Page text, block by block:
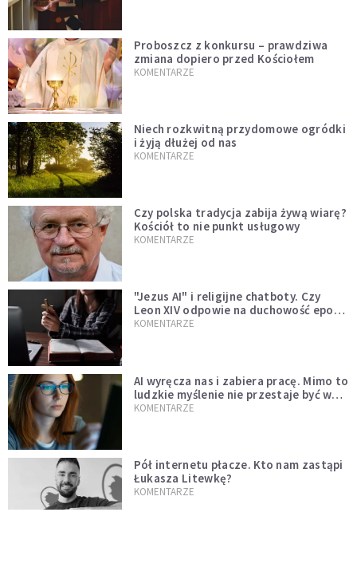
Proboszcz z konkursu – prawdziwa
zmiana dopiero przed Kościołem
KOMENTARZE
Niech rozkwitną przydomowe ogródki
i żyją dłużej od nas
KOMENTARZE
Czy polska tradycja zabija żywą wiarę?
Kościół to nie punkt usługowy
KOMENTARZE
"Jezus AI" i religijne chatboty. Czy
Leon XIV odpowie na duchowość epoki
sztucznej inteligencji?
KOMENTARZE
AI wyręcza nas i zabiera pracę. Mimo to
ludzkie myślenie nie przestaje być w
cenie
KOMENTARZE
Pół internetu płacze. Kto nam zastąpi
Łukasza Litewkę?
KOMENTARZE